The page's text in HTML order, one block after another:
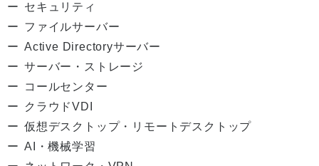
セキュリティ
ファイルサーバー
Active Directoryサーバー
サーバー・ストレージ
コールセンター
クラウドVDI
仮想デスクトップ・リモートデスクトップ
AI・機械学習